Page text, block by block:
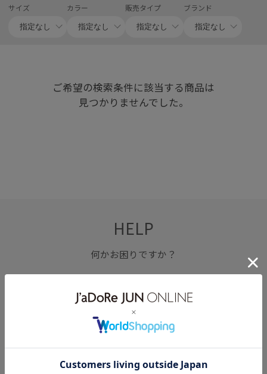
サイズ カラー 販売タイプ ブランド
ご希望の検索条件に該当する商品は
見つかりませんでした。
HELP
何かお困りですか？
FAQ
お問い合わせ
フォーム